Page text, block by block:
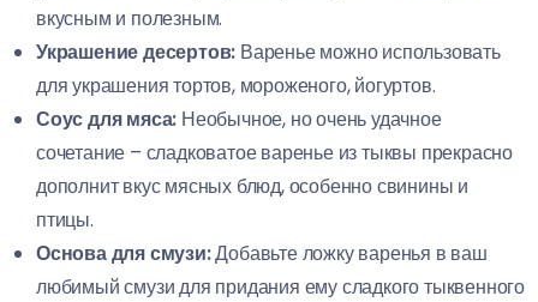
вкусным и полезным.
Украшение десертов: Варенье можно использовать
для украшения тортов, мороженого, йогуртов.
Соус для мяса: Необычное, но очень удачное
сочетание – сладковатое варенье из тыквы прекрасно
дополнит вкус мясных блюд, особенно свинины и
птицы.
Основа для смузи:Добавьте ложку варенья в ваш
любимый смузи для придания ему сладкого тыквенного